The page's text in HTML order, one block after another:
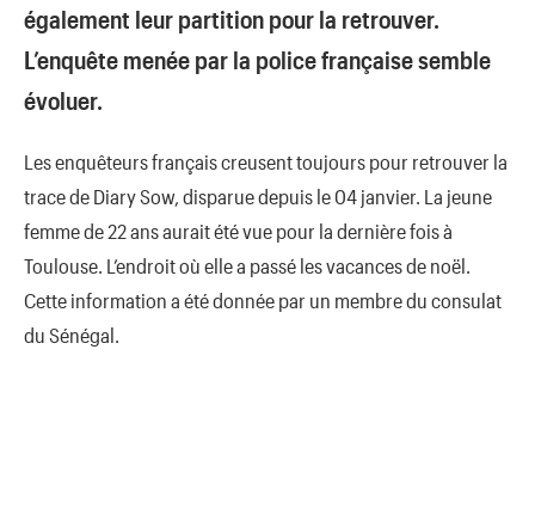
également leur partition pour la retrouver.
L’enquête menée par la police française semble
évoluer.
Les enquêteurs français creusent toujours pour retrouver la
trace de Diary Sow, disparue depuis le 04 janvier. La jeune
femme de 22 ans aurait été vue pour la dernière fois à
Toulouse. L’endroit où elle a passé les vacances de noël.
Cette information a été donnée par un membre du consulat
du Sénégal.